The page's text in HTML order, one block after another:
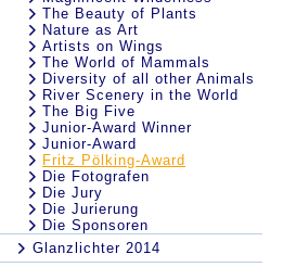
The Beauty of Plants
Nature as Art
Artists on Wings
The World of Mammals
Diversity of all other Animals
River Scenery in the World
The Big Five
Junior-Award Winner
Junior-Award
Fritz Pölking-Award
Die Fotografen
Die Jury
Die Jurierung
Die Sponsoren
Glanzlichter 2014